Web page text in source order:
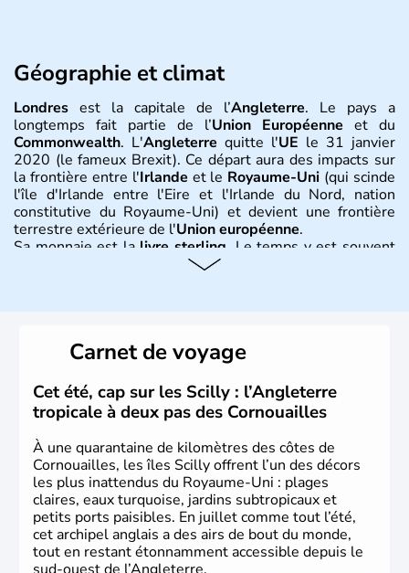
Géographie et climat
Londres est la capitale de l’Angleterre. Le pays a
longtemps fait partie de l’Union Européenne et du
Commonwealth. L'Angleterre quitte l'UE le 31 janvier
2020 (le fameux Brexit). Ce départ aura des impacts sur
la frontière entre l'Irlande et le Royaume-Uni (qui scinde
l'île d'Irlande entre l'Eire et l'Irlande du Nord, nation
constitutive du Royaume-Uni) et devient une frontière
terrestre extérieure de l'Union européenne.
Sa monnaie est lalivre sterling . Le temps y est souvent
instable avec de nombreuses précipitations : il s’agit d’un
Histoire et administration
L'Angleterre est l’une des quatre nations constitutives du
Royaume-Uni. Elle est peuplée de plus de 50 millions
d’habitants, les Anglais, et constitue à elle seule, près de
84% de la population de l’ensemble. Le pays s’est créé au
Xème siècle et tient son nom desAngles
germanique installé sur ces terres. Première démocratie
parlementaire au monde, elle doit son développement à
l’essor industriel du XIXème siècle.
Carnet de voyage
Cet été, cap sur les Scilly : l’Angleterre
tropicale à deux pas des Cornouailles
À une quarantaine de kilomètres des côtes de
Cornouailles, les îles Scilly offrent l’un des décors
les plus inattendus du Royaume-Uni : plages
claires, eaux turquoise, jardins subtropicaux et
petits ports paisibles. En juillet comme tout l’été,
cet archipel anglais a des airs de bout du monde,
tout en restant étonnamment accessible depuis le